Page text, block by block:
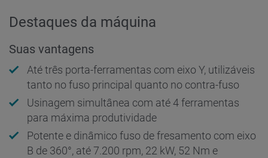
Destaques da máquina
Suas vantagens
Até três porta-ferramentas com eixo Y, utilizáveis
tanto no fuso principal quanto no contra-fuso
Usinagem simultânea com até 4 ferramentas
para máxima produtividade
Potente e dinâmico fuso de fresamento com eixo
B de 360°, até 7.200 rpm, 22 kW, 52 Nm e